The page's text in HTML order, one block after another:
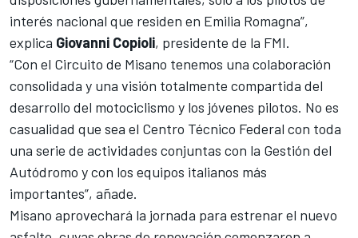
interés nacional que residen en Emilia Romagna”,
explica Giovanni Copioli, presidente de la FMI.
“Con el Circuito de Misano tenemos una colaboración
consolidada y una visión totalmente compartida del
desarrollo del motociclismo y los jóvenes pilotos. No es
casualidad que sea el Centro Técnico Federal con toda
una serie de actividades conjuntas con la Gestión del
Autódromo y con los equipos italianos más
importantes”, añade.
Misano aprovechará la jornada para estrenar el nuevo